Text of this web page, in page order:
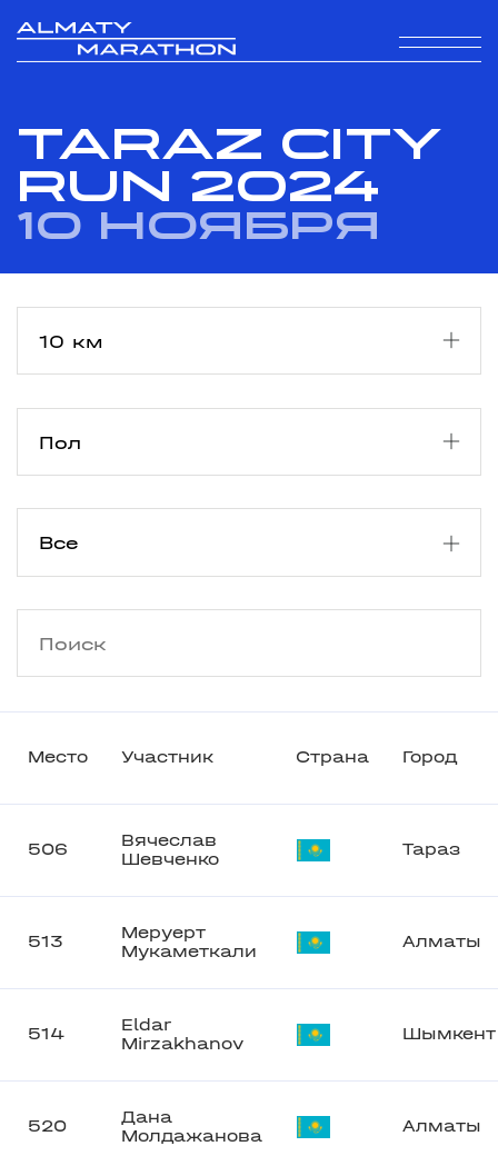
TARAZ CITY
RUN 2024
10 ноября
Место Участник Страна Город
506
Вячеслав
Шевченко
Тараз
513
Меруерт
Мукаметкали
Алматы
514
Eldar
Mirzakhanov
Шымкент
520
Дана
Молдажанова
Алматы